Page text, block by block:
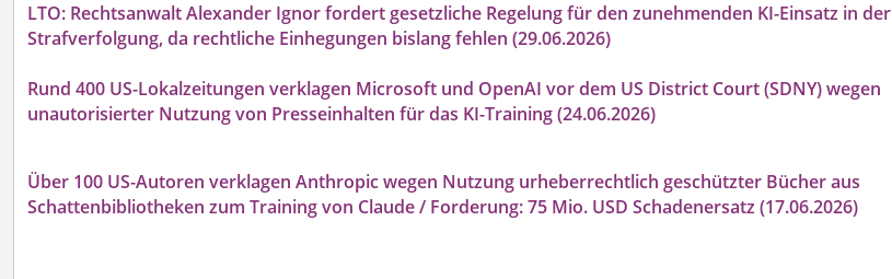
LTO: Rechtsanwalt Alexander Ignor fordert gesetzliche Regelung für den zunehmenden KI-Einsatz in der
Strafverfolgung, da rechtliche Einhegungen bislang fehlen (29.06.2026)
Rund 400 US-Lokalzeitungen verklagen Microsoft und OpenAI vor dem US District Court (SDNY) wegen
unautorisierter Nutzung von Presseinhalten für das KI-Training (24.06.2026)
Über 100 US-Autoren verklagen Anthropic wegen Nutzung urheberrechtlich geschützter Bücher aus
Schattenbibliotheken zum Training von Claude / Forderung: 75 Mio. USD Schadenersatz (17.06.2026)